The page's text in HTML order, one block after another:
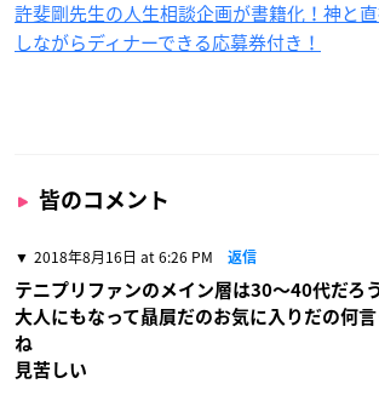
許斐剛先生の人生相談企画が書籍化！神と
しながらディナーできる応募券付き！
皆のコメント
2018年8月16日 at 6:26 PM 返信
テニプリファンのメイン層は30〜40代だろ
大人にもなって贔屓だのお気に入りだの何
ね
見苦しい